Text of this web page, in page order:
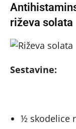
riževa solata
Sestavine:
½ skodelice